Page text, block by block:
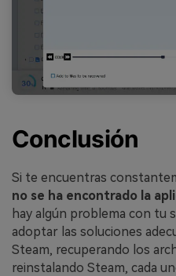
Conclusión
Si te encuentras
no se ha encontrado la
hay algún problema con tu
adoptar las soluciones
Steam, recuperando los
reinstalando Steam, cada